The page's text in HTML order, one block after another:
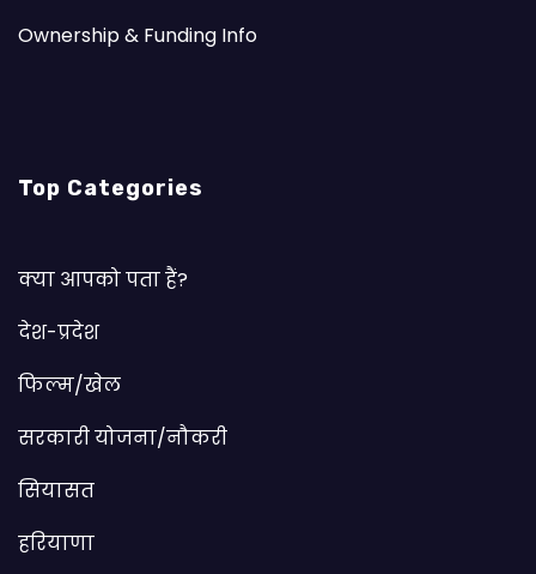
Ownership & Funding Info
Top Categories
क्या आपको पता हैं?
देश-प्रदेश
फिल्म/खेल
सरकारी योजना/नौकरी
सियासत
हरियाणा